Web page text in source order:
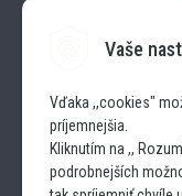
Vaše
Vďaka ,,cookies"
príjemnejšia.
Kliknutím na ,,
podrobnejších